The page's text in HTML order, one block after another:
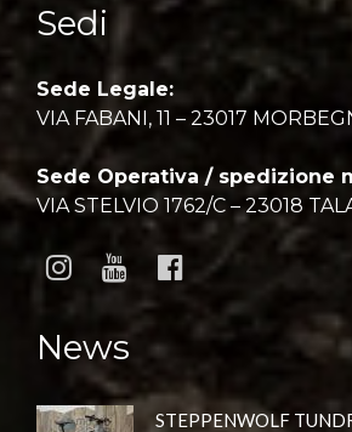
Sedi
Sede Legale:
VIA FABANI, 11 – 23017
Sede Operativa / spedizione
VIA STELVIO 1762/C – 23018
News
STEPPENWOLF